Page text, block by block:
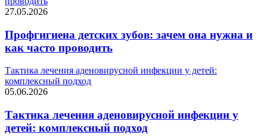
27.05.2026
Профгигиена детских зубов: зачем она нужна и
как часто проводить
Тактика лечения аденовирусной инфекции у детей:
комплексный подход
05.06.2026
Тактика лечения аденовирусной инфекции у
детей: комплексный подход